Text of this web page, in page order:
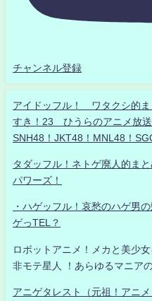
チャンネル登録
アイドッフル！ ワタクシ的
すき！23 ひうらのアニメ放
SNH48！JKT48！MNL48！
タダッフル！ネトゲ廃人的ま
パワーズ！
・ハゲッフル！哀愁のハゲ男
ゲっTEL？
ロボットアニメ！メカと美少
非モテ星人 ！あらゆるマニア
アニゲタレスト（元祖！アニ